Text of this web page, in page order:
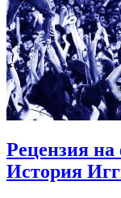
Рецензия
История